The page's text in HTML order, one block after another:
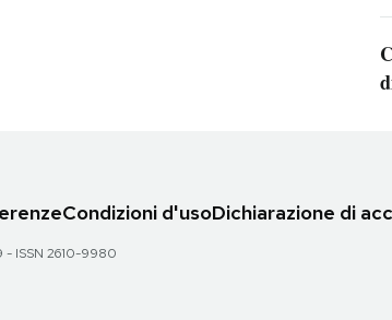
Condizioni d'usoDichiarazione di
ISSN 2610-9980